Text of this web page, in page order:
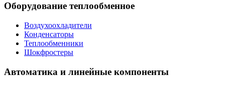
Оборудование теплообменное
Воздухоохладители
Конденсаторы
Теплообменники
Шокфростеры
Автоматика и линейные компоненты